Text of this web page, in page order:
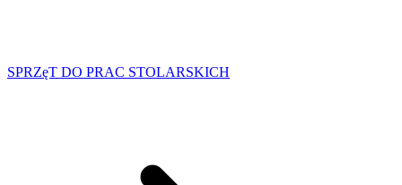
SPRZęT DO PRAC STOLARSKICH